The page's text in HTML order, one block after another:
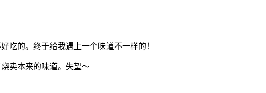
吃的。终于给我遇上一个味道不一样的！
卖本来的味道。失望～